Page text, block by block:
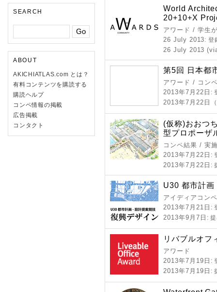
SEARCH
ABOUT
AKICHIATLAS.com とは？
有料コンテンツを購読する
購読ヘルプ
コンペ情報の掲載
広告掲載
コンタクト
World
20+10+X
アワード / 学生
26 July 2013: 登
26 July 2013
第5回 日本都
アワード / コン
2013年7月22日 :
2013年7月22日
(仮称)おおつ
型プロポーザ
コンペ結果 / 実
2013年7月22日 :
2013年7月22日 :
U30 都市計画
アイディアコン
2013年7月21日 :
2013年9月7日 :
リバブルオフ
アワード
2013年7月19日 :
2013年7月19日 :